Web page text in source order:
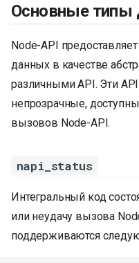
Основные типы
Node-API
данных в качестве
различными API. Эти
непрозрачные,
вызовов Node-API.
napi_status
Интегральный код
или неудачу вызова
поддерживаются